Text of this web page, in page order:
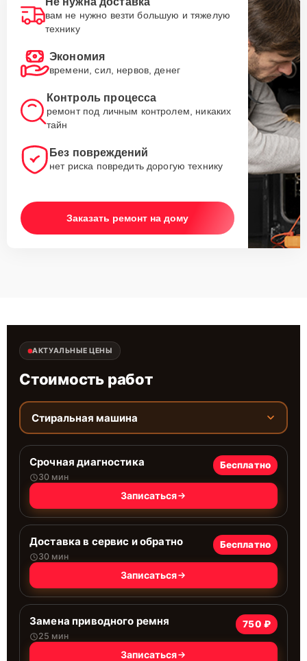
вам не нужно везти большую и тяжелую
технику
Экономия
времени, сил, нервов, денег
Контроль процесса
ремонт под личным контролем, никаких
тайн
Без повреждений
нет риска повредить дорогую технику
Заказать ремонт на дому
АКТУАЛЬНЫЕ ЦЕНЫ
Стоимость работ
Стиральная машина
Срочная диагностика
30 мин
Бесплатно
Записаться
Доставка в сервис и обратно
30 мин
Бесплатно
Записаться
Замена приводного ремня
25 мин
750 ₽
Записаться